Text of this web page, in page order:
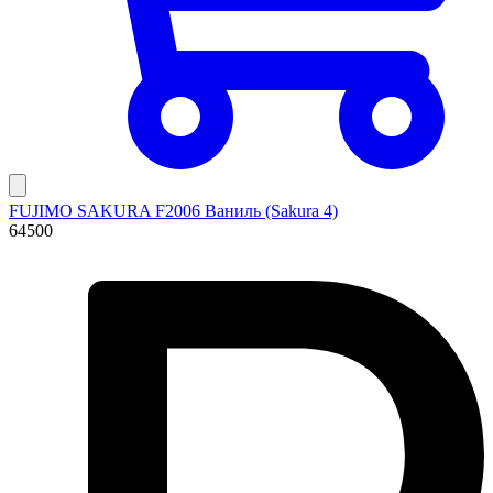
FUJIMO SAKURA F2006 Ваниль (Sakura 4)
64500